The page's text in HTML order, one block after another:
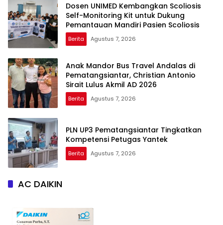
Dosen UNIMED Kembangkan Scoliosis
Self-Monitoring Kit untuk Dukung
Pemantauan Mandiri Pasien Scoliosis
Berita Agustus 7, 2026
Anak Mandor Bus Travel Andalas di
Pematangsiantar, Christian Antonio
Sirait Lulus Akmil AD 2026
Berita Agustus 7, 2026
PLN UP3 Pematangsiantar Tingkatkan
Kompetensi Petugas Yantek
Berita Agustus 7, 2026
AC DAIKIN